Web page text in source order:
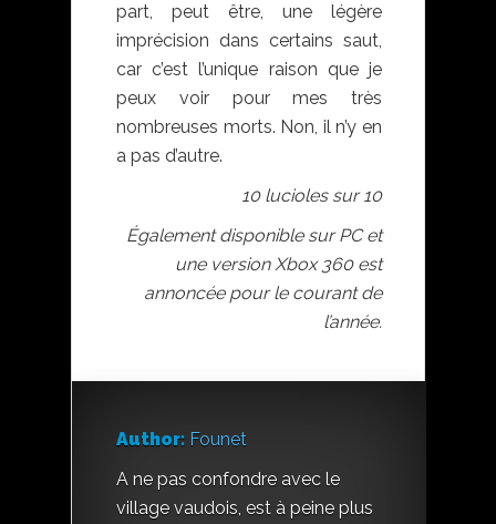
part, peut être, une légère
imprécision dans certains saut,
car c’est l’unique raison que je
peux voir pour mes très
nombreuses morts. Non, il n’y en
a pas d’autre.
10 lucioles sur 10
Également disponible sur PC et
une version Xbox 360 est
annoncée pour le courant de
l’année.
Author: Founet
A ne pas confondre avec le
village vaudois, est à peine plus